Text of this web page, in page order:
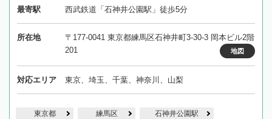
最寄駅 西武鉄道「石神井公園駅」徒歩5分
所在地
〒177-0041 東京都練馬区石神井町3-30-3 岡本ビル2階
201
地図
対応エリア 東京、埼玉、千葉、神奈川、山梨
東京都 練馬区 石神井公園駅